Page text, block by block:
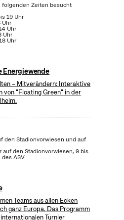
folgenden Zeiten besucht
19 Uhr
Uhr
Uhr
Uhr
Uhr
Energiewende
– Mitverändern: Interaktive
von "Floating Green" in der
den Stadionvorwiesen und auf
auf den Stadionvorwiesen, 9 bis
ASV
Teams aus allen Ecken
ganz Europa. Das Programm
Turnier